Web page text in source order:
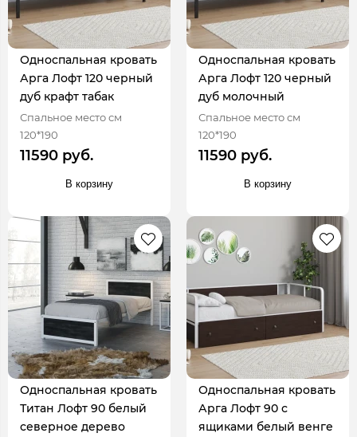
Односпальная кровать
Арга Лофт 120 черный
дуб крафт табак
Спальное место см
120*190
11590 руб.
В корзину
Односпальная кровать
Арга Лофт 120 черный
дуб молочный
Спальное место см
120*190
11590 руб.
В корзину
Односпальная кровать
Титан Лофт 90 белый
северное дерево
Односпальная кровать
Арга Лофт 90 с
ящиками белый венге